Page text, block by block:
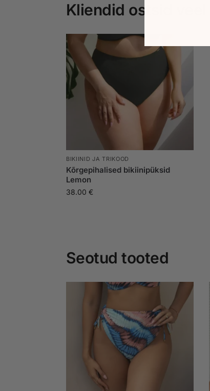
Kliendid ostsid veel
BIKIINID JA TRIKOOD
Kõrgepihalised bikiinipüksid
Lemon
38.00 €
Seotud tooted